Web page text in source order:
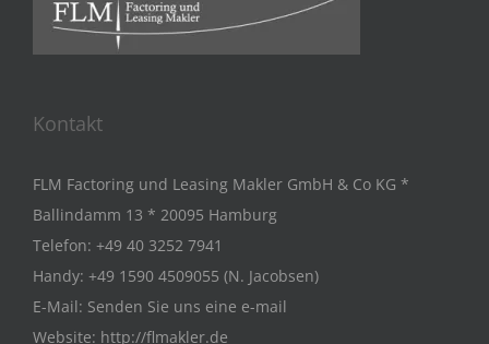
Kontakt
FLM Factoring und Leasing Makler GmbH & Co KG *
Ballindamm 13 * 20095 Hamburg
Telefon: +49 40 3252 7941
Handy: +49 1590 4509055 (N. Jacobsen)
E-Mail: Senden Sie uns eine e-mail
Website: http://flmakler.de